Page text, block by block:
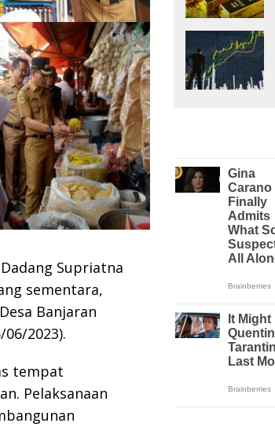
Supriatna
sementara,
Banjaran
2023).
tempat
Pelaksanaan